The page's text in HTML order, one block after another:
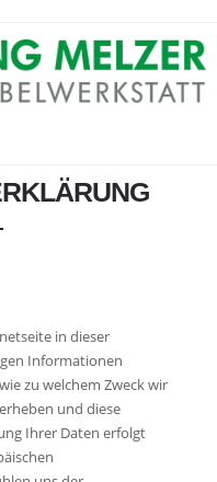
in dieser
Informationen
zu welchem Zweck wir
und diese
Ihrer Daten erfolgt